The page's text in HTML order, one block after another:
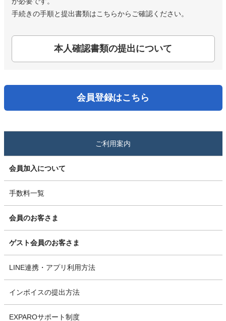
手続きの手順と提出書類はこちらからご確認ください。
本人確認書類の提出について
会員登録はこちら
ご利用案内
会員加入について
手数料一覧
会員のお客さま
ゲスト会員のお客さま
LINE連携・アプリ利用方法
インボイスの提出方法
EXPAROサポート制度